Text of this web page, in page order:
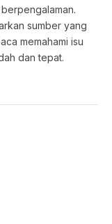
sumber yang
memahami isu
dan tepat.